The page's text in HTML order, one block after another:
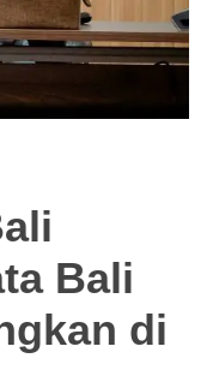
Bali
di